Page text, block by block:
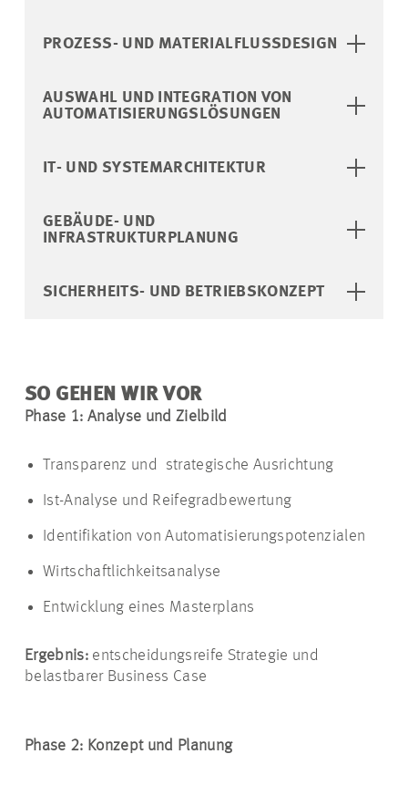
PROZESS- UND MATERIALFLUSSDESIGN
AUSWAHL UND INTEGRATION VON
AUTOMATISIERUNGSLÖSUNGEN
IT- UND SYSTEMARCHITEKTUR
GEBÄUDE- UND
INFRASTRUKTURPLANUNG
SICHERHEITS- UND BETRIEBSKONZEPT
SO GEHEN WIR VOR
Phase 1: Analyse und Zielbild
Transparenz und strategische Ausrichtung
Ist-Analyse und Reifegradbewertung
Identifikation von Automatisierungspotenzialen
Wirtschaftlichkeitsanalyse
Entwicklung eines Masterplans
Ergebnis:entscheidungsreife Strategie und
belastbarer Business Case
Phase 2: Konzept und Planung